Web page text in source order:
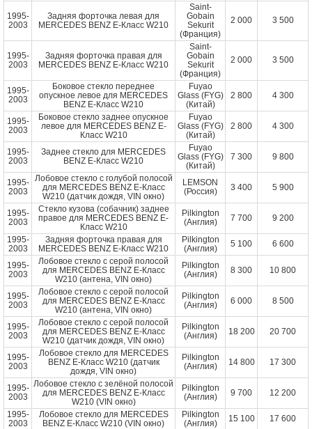
1995-
2003
Задняя форточка левая для
MERCEDES BENZ E-Класс W210
Saint-
Gobain
Sekurit
(Франция)
2 000 3 500
1995-
2003
Задняя форточка правая для
MERCEDES BENZ E-Класс W210
Saint-
Gobain
Sekurit
(Франция)
2 000 3 500
1995-
2003
Боковое стекло переднее
опускное левое для MERCEDES
BENZ E-Класс W210
Fuyao
Glass (FYG)
(Китай)
2 800 4 300
1995-
2003
Боковое стекло заднее опускное
левое для MERCEDES BENZ E-
Класс W210
Fuyao
Glass (FYG)
(Китай)
2 800 4 300
1995-
2003
Заднее стекло для MERCEDES
BENZ E-Класс W210
Fuyao
Glass (FYG)
(Китай)
7 300 9 800
1995-
2003
Лобовое стекло с голубой полосой
для MERCEDES BENZ E-Класс
W210 (датчик дождя, VIN окно)
LEMSON
(Россия)
3 400 5 900
1995-
2003
Стекло кузова (собачник) заднее
правое для MERCEDES BENZ E-
Класс W210
Pilkington
(Англия)
7 700 9 200
1995-
2003
Задняя форточка правая для
MERCEDES BENZ E-Класс W210
Pilkington
(Англия)
5 100 6 600
1995-
2003
Лобовое стекло с серой полосой
для MERCEDES BENZ E-Класс
W210 (антена, VIN окно)
Pilkington
(Англия)
8 300 10 800
1995-
2003
Лобовое стекло с серой полосой
для MERCEDES BENZ E-Класс
W210 (антена, VIN окно)
Pilkington
(Англия)
6 000 8 500
1995-
2003
Лобовое стекло с серой полосой
для MERCEDES BENZ E-Класс
W210 (датчик дождя, VIN окно)
Pilkington
(Англия)
18 200 20 700
1995-
2003
Лобовое стекло для MERCEDES
BENZ E-Класс W210 (датчик
дождя, VIN окно)
Pilkington
(Англия)
14 800 17 300
1995-
2003
Лобовое стекло с зелёной полосой
для MERCEDES BENZ E-Класс
W210 (VIN окно)
Pilkington
(Англия)
9 700 12 200
1995-
2003
Лобовое стекло для MERCEDES
BENZ E-Класс W210 (VIN окно)
Pilkington
(Англия)
15 100 17 600